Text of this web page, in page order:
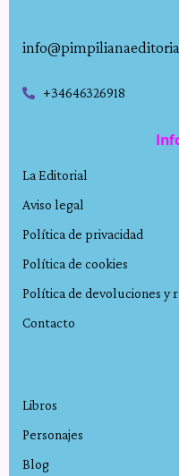
+34646326918
La Editorial
Aviso legal
Política de privacidad
Política de cookies
Política de devoluciones y
Contacto
Libros
Personajes
Blog